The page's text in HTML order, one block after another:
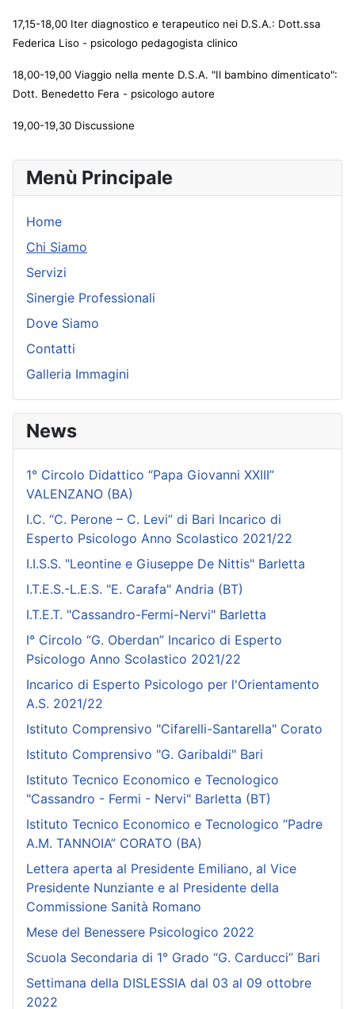
17,15-18,00 Iter diagnostico e terapeutico nei D.S.A.: Dott.ssa
Federica Liso - psicologo pedagogista clinico
18,00-19,00 Viaggio nella mente D.S.A. "Il bambino dimenticato":
Dott. Benedetto Fera - psicologo autore
19,00-19,30 Discussione
Menù Principale
Home
Chi Siamo
Servizi
Sinergie Professionali
Dove Siamo
Contatti
Galleria Immagini
News
1° Circolo Didattico “Papa Giovanni XXIII”
VALENZANO (BA)
I.C. “C. Perone – C. Levi” di Bari Incarico di
Esperto Psicologo Anno Scolastico 2021/22
I.I.S.S. "Leontine e Giuseppe De Nittis" Barletta
I.T.E.S.-L.E.S. "E. Carafa" Andria (BT)
I.T.E.T. "Cassandro-Fermi-Nervi" Barletta
I° Circolo “G. Oberdan” Incarico di Esperto
Psicologo Anno Scolastico 2021/22
Incarico di Esperto Psicologo per l'Orientamento
A.S. 2021/22
Istituto Comprensivo "Cifarelli-Santarella" Corato
Istituto Comprensivo "G. Garibaldi" Bari
Istituto Tecnico Economico e Tecnologico
"Cassandro - Fermi - Nervi" Barletta (BT)
Istituto Tecnico Economico e Tecnologico “Padre
A.M. TANNOIA” CORATO (BA)
Lettera aperta al Presidente Emiliano, al Vice
Presidente Nunziante e al Presidente della
Commissione Sanità Romano
Mese del Benessere Psicologico 2022
Scuola Secondaria di 1° Grado “G. Carducci” Bari
Settimana della DISLESSIA dal 03 al 09 ottobre
2022